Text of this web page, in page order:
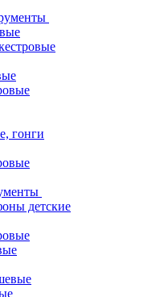
гонги
детские